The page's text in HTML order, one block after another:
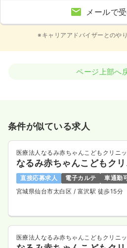
メールで
※キャリアアドバイザーとのや
ページ上部へ
条件が似ている求人
医療法人なるみ赤ちゃんこどもクリニ
なるみ赤ちゃんこどもク
直接応募求人 電子カルテ
車通勤
宮城県仙台市太白区 / 富沢駅 徒歩15分
医療法人なるみ赤ちゃんこどもクリニ